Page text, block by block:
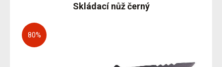
Skládací nůž černý
80%